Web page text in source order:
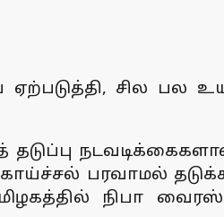
ஏற்படுத்தி, சில பல
பரவாமல்
நிபா